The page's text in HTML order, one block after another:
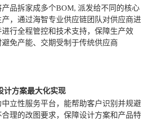
产品拆家成多个BOM, 派发给不同的核心
，通过海智专业供应链团队对供应商进
进行全程管控和技术支持，保障生产效
免产能、交期受制于传统供应商
计方案最大化实现
中立性服务平台，能帮助客户识别并规避
合理的改图要求，保障设计方案和产品特